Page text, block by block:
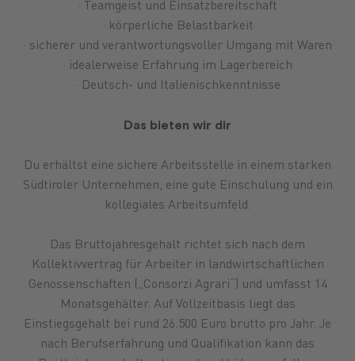
· Teamgeist und Einsatzbereitschaft
· körperliche Belastbarkeit
· sicherer und verantwortungsvoller Umgang mit Waren
· idealerweise Erfahrung im Lagerbereich
· Deutsch- und Italienischkenntnisse
Das bieten wir dir
Du erhältst eine sichere Arbeitsstelle in einem starken
Südtiroler Unternehmen, eine gute Einschulung und ein
kollegiales Arbeitsumfeld.
Das Bruttojahresgehalt richtet sich nach dem
Kollektivvertrag für Arbeiter in landwirtschaftlichen
Genossenschaften („Consorzi Agrari“) und umfasst 14
Monatsgehälter. Auf Vollzeitbasis liegt das
Einstiegsgehalt bei rund 26.500 Euro brutto pro Jahr. Je
nach Berufserfahrung und Qualifikation kann das